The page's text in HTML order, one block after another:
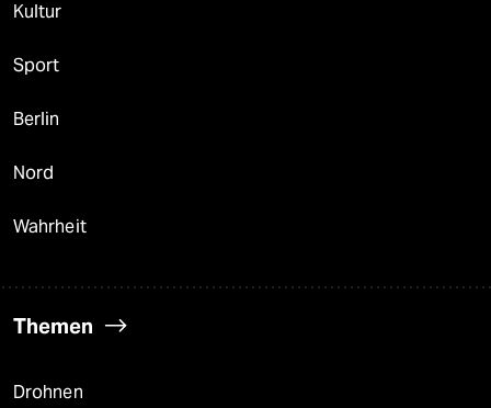
Kultur
Sport
Berlin
Nord
Wahrheit
Themen
Drohnen